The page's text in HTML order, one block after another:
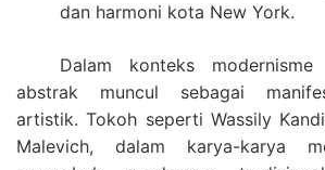
dan harmoni kota New York.
Dalam konteks
abstrak muncul sebagai
artistik. Tokoh seperti Wassily
Malevich, dalam karya-karya